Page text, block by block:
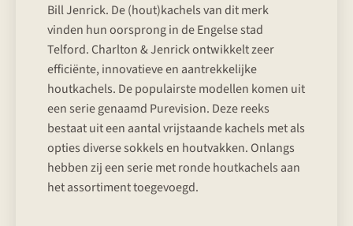
Bill Jenrick. De (hout)kachels van dit merk
vinden hun oorsprong in de Engelse stad
Telford. Charlton & Jenrick ontwikkelt zeer
efficiënte, innovatieve en aantrekkelijke
houtkachels. De populairste modellen komen uit
een serie genaamd Purevision. Deze reeks
bestaat uit een aantal vrijstaande kachels met als
opties diverse sokkels en houtvakken. Onlangs
hebben zij een serie met ronde houtkachels aan
het assortiment toegevoegd.